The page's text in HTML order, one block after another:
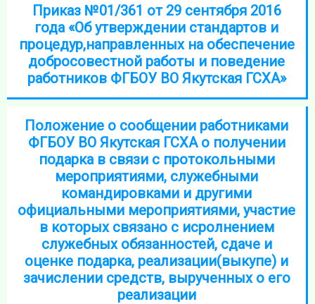
Приказ №01/361 от 29 сентября 2016
года «Об утверждении стандартов и
процедур,направленных на обеспечение
добросовестной работы и поведение
работников ФГБОУ ВО Якутская ГСХА»
Положение о сообщении работниками
ФГБОУ ВО Якутская ГСХА о получении
подарка в связи с протокольными
мероприятиями, служебными
командировками и другими
официальными мероприятиями, участие
в которых связано с исролнением
служебных обязанностей, сдаче и
оценке подарка, реализации(выкупе) и
зачислении средств, вырученных о его
реализации